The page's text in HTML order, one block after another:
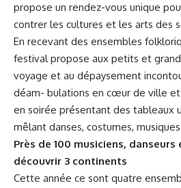
propose un rendez-vous unique
contrer les cultures et les arts des
En recevant des ensembles
festival propose aux petits et
voyage et au dépaysement
déam- bulations en cœur de ville
en soirée présentant des tableaux
mêlant danses, costumes,
Près de 100 musiciens,
découvrir 3 continents
Cette année ce sont quatre